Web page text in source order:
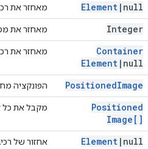
Element | null מאחזר את
Integer מאחזר את
Container
Element | null
מאחזר את
PositionedImage הפונקציה
Positioned
Image[]
מקבל את כל
Element | null אחזור של